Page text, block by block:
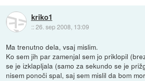
kriko1
::26. sep 2008, 13:09
Ma trenutno dela, vsaj mislim.
Ko sem jih par zamenjal sem jo priklopil
se je izklapljala (samo za sekundo se je
nisem ponoči spal, saj sem mislil da bom